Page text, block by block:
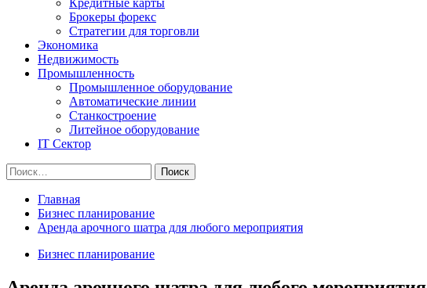
Кредитные карты
Брокеры форекс
Стратегии для торговли
Экономика
Недвижимость
Промышленность
Промышленное оборудование
Автоматические линии
Станкостроение
Литейное оборудование
IT Сектор
Найти:
Главная
Бизнес планирование
Аренда арочного шатра для любого мероприятия
Бизнес планирование